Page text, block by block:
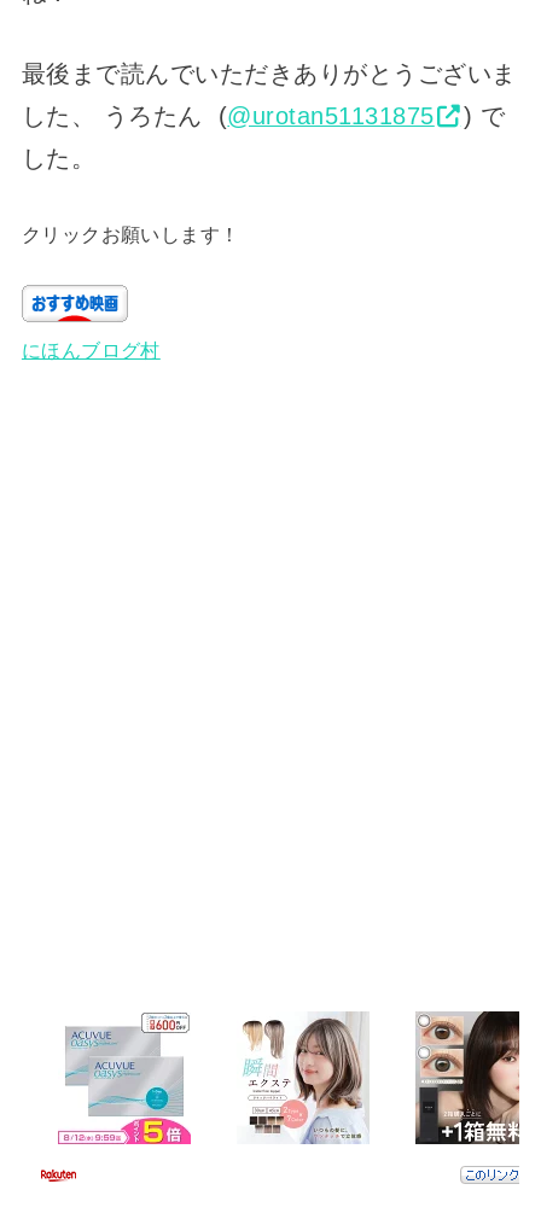
最後まで読んでいただきありがとうございま
した、 うろたん (@urotan51131875
) で
した。
クリックお願いします！
にほんブログ村